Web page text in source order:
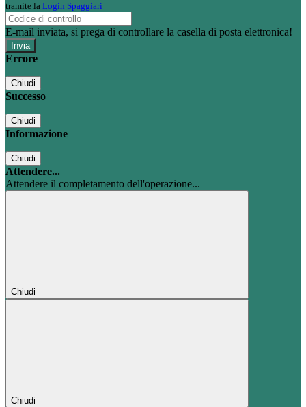
tramite la Login Spaggiari
E-mail inviata, si prega di controllare la casella di posta elettronica!
Errore
Chiudi
Successo
Chiudi
Informazione
Chiudi
Attendere...
Attendere il completamento dell'operazione...
Chiudi
Chiudi